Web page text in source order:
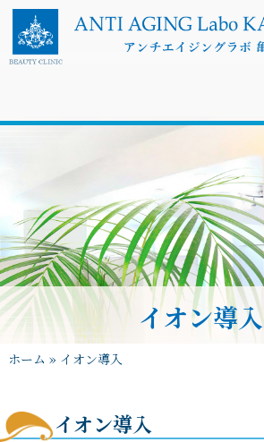
イオン導入
ホーム » イオン導入
イオン導入